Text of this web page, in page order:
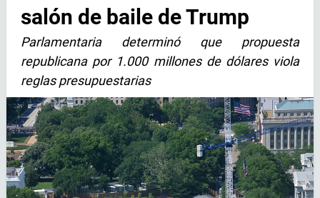
salón de baile de Trump
Parlamentaria determinó que propuesta
republicana por 1.000 millones de dólares viola
reglas presupuestarias